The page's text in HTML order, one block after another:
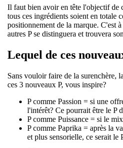
Il faut bien avoir en tête l'objectif de
tous ces ingrédients soient en totale
positionnement de la marque. C'est
autres P se distinguera et trouvera
Lequel de ces
Sans vouloir faire de la surenchère,
ces 3 nouveaux P, vous inspire?
P comme Passion = si une
l'intérêt? Ce pourrait être le P
P comme Puissance = si le
P comme Paprika = après la
et plus sensorielle, ce serait le